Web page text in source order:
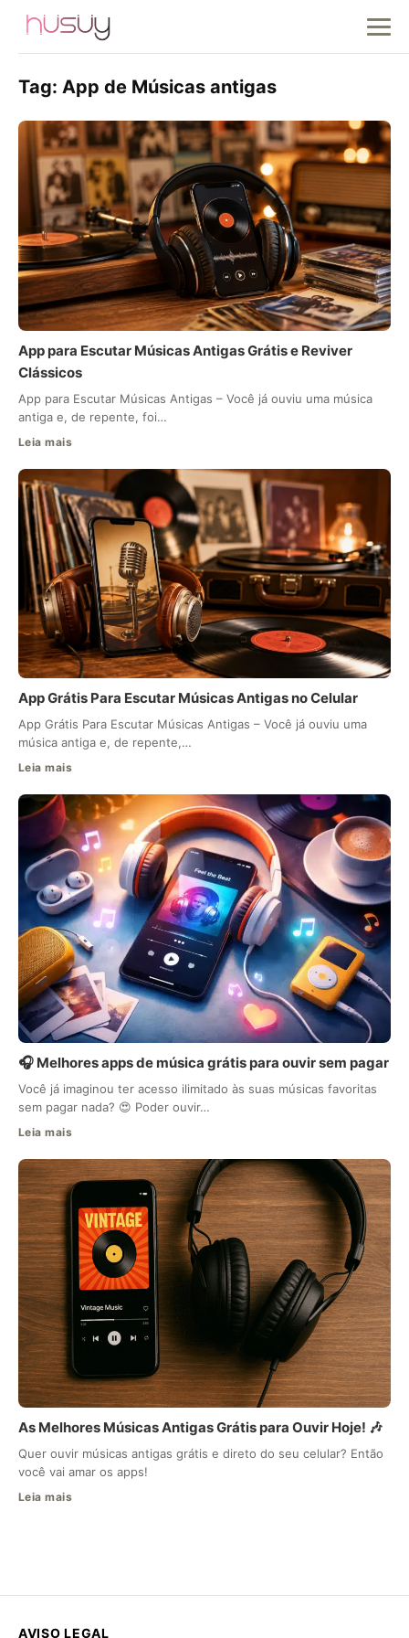
Tag: App de Músicas antigas
App para Escutar Músicas Antigas Grátis e Reviver
Clássicos
App para Escutar Músicas Antigas – Você já ouviu uma música
antiga e, de repente, foi…
Leia mais
App Grátis Para Escutar Músicas Antigas no Celular
App Grátis Para Escutar Músicas Antigas – Você já ouviu uma
música antiga e, de repente,…
Leia mais
🎧 Melhores apps de música grátis para ouvir sem pagar
Você já imaginou ter acesso ilimitado às suas músicas favoritas
sem pagar nada? 😍 Poder ouvir…
Leia mais
As Melhores Músicas Antigas Grátis para Ouvir Hoje! 🎶
Quer ouvir músicas antigas grátis e direto do seu celular? Então
você vai amar os apps!
Leia mais
AVISO LEGAL